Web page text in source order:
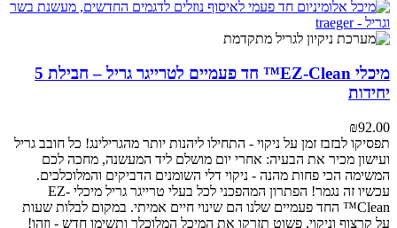
מיכלי EZ-Clean™ חד פעמיים לטרייגר גריל – חבילת 5
יחידות
₪92.00
תפסיקו לבזבז זמן על ניקוי - התחילו ליהנות יותר מהגרילינג! כל חובב גריל
ועישון מכיר את הבעיה: אחרי יום מושלם ליד המעשנה, מחכה לכם
המשימה הכי פחות מהנה - ניקוי דלי השומנים הדביקים והמלוכלכים.
עכשיו זה נגמר! הפתרון המהפכני לכל בעלי טרייגר גריל
מיכלי EZ-
Clean™ החד פעמיים שלנו הם שינוי חיים אמיתי. במקום לבלות שעות
על קרצוף וניקוי, פשוט תזרקו את המיכל המלוכלך ותשימו חדש - וזהו!